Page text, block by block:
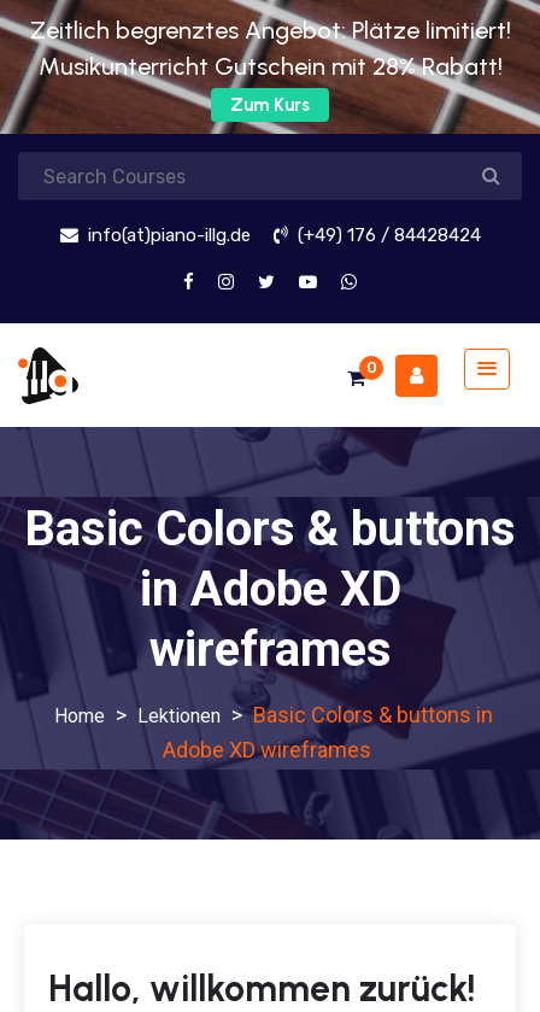
Zeitlich begrenztes Angebot: Plätze limitiert!
Musikunterricht Gutschein mit 28% Rabatt!
Zum Kurs
info(at)piano-illg.de (+49) 176 / 84428424
0
Basic Colors & buttons
in Adobe XD
wireframes
> Lektionen > Basic Colors & buttons in
Adobe XD wireframes
Hallo, willkommen zurück!